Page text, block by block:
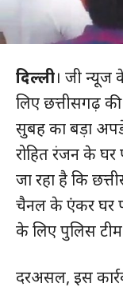
दिल्ली। जी न्यूज
लिए छत्तीसगढ़
सुबह का बड़ा
रोहित रंजन के घर
जा रहा है कि
चैनल के एंकर घर
के लिए पुलिस टीम
दरअसल, इस